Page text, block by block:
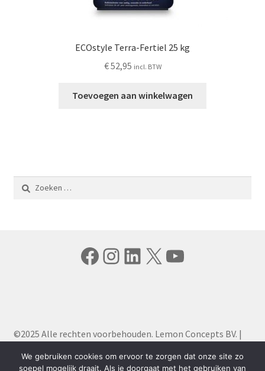
ECOstyle Terra-Fertiel 25 kg
€52,95 incl. BTW
Toevoegen aan winkelwagen
Zoeken
naar:
Facebook
Instagram
LinkedIn
X YouTube
©2025 Alle rechten voorbehouden. Lemon Concepts BV. |
We gebruiken cookies om ervoor te zorgen dat onze site zo
soepel mogelijk draait. Als je doorgaat met het gebruiken van